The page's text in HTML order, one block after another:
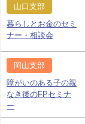
山口支部
暮らしとお金のセミ
ナー・相談会
岡山支部
障がいのある子の親
なき後のFPセミナ
ー